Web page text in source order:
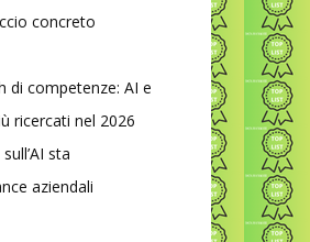
concreto
di competenze: AI e
ricercati nel 2026
sta
aziendali